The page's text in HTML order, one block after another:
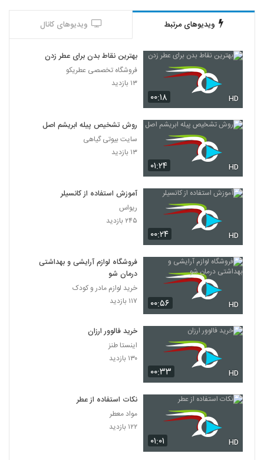
ویدیوهای مرتبط ویدیوهای کانال
۰۰:۱۸ HD
بهترین نقاط بدن برای عطر زدن
فروشگاه تخصصی عطریکو
۱۳ بازدید
۰۱:۲۴ HD
روش تشخیص پیله ابریشم اصل
سایت بیوتی گیاهی
۱۳ بازدید
۰۰:۲۴ HD
آموزش استفاده از کانسیلر
ریواس
۲۴۵ بازدید
۰۰:۵۶ HD
فروشگاه لوازم آرایشی و بهداشتی
درمان شو
خرید لوازم مادر و کودک
۱۱۷ بازدید
۰۰:۳۳ HD
خرید فالوور ارزان
اینستا طنز
۱۳۰ بازدید
۰۱:۰۱ HD
نکات استفاده از عطر
مواد معطر
۱۲۲ بازدید